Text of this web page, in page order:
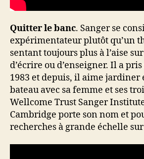
Quitter le banc. Sanger se
expérimentateur plutôt qu’un
sentant toujours plus à l’aise
d’écrire ou d’enseigner. Il a
1983 et depuis, il aime jardiner
bateau avec sa femme et ses
Wellcome Trust Sanger
Cambridge porte son nom et
recherches à grande échelle